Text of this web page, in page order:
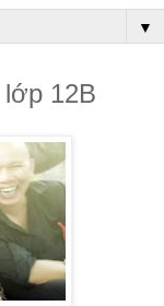
▼
12B